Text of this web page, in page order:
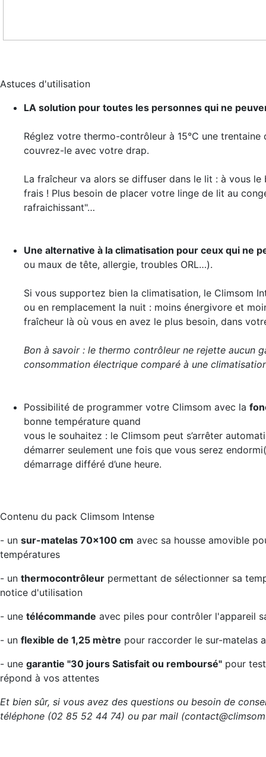
Astuces d'utilisation
LA solution pour toutes les personnes qui ne
Réglez votre thermo-contrôleur à 15°C une trentaine
couvrez-le avec votre drap.
La fraîcheur va alors se diffuser dans le lit : à vous
frais ! Plus besoin de placer votre linge de lit au
rafraichissant"…
Une alternative à la climatisation pour ceux qui ne
ou maux de tête, allergie, troubles ORL…).
Si vous supportez bien la climatisation, le Climsom
ou en remplacement la nuit : moins énergivore et
fraîcheur là où vous en avez le plus besoin, dans
Bon à savoir : le thermo contrôleur ne rejette aucun
consommation électrique comparé à une
Possibilité de programmer votre Climsom avec la
bonne température quand
vous le souhaitez : le Climsom peut s’arrêter
démarrer seulement une fois que vous serez
démarrage différé d’une heure.
Contenu du pack Climsom Intense
- un sur-matelas 70x100 cm avec sa housse amovible
températures
- un thermocontrôleur permettant de sélectionner sa
notice d'utilisation
- une télécommande avec piles pour contrôler l'appareil
- un flexible de 1,25 mètre pour raccorder le sur-matelas
- une garantie "30 jours Satisfait ou remboursé" pour
répond à vos attentes
Et bien sûr, si vous avez des questions ou besoin de
téléphone (02 85 52 44 74) ou par mail